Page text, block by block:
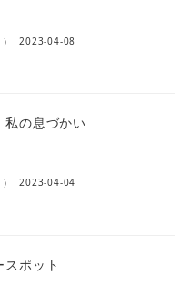
2023-04-08
私の息づかい
2023-04-04
ポット